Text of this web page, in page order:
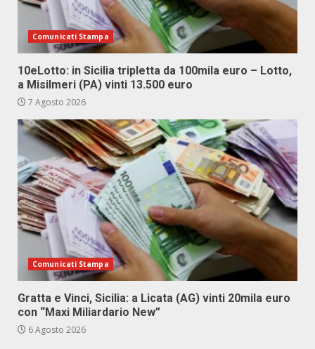
Comunicati Stampa
10eLotto: in Sicilia tripletta da 100mila euro – Lotto,
a Misilmeri (PA) vinti 13.500 euro
7 Agosto 2026
Comunicati Stampa
Gratta e Vinci, Sicilia: a Licata (AG) vinti 20mila euro
con “Maxi Miliardario New”
6 Agosto 2026